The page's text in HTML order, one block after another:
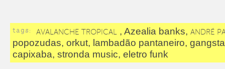
tags: AVALANCHE TROPICAL , Azealia banks, ANDRÉ
popozudas, orkut, lambadão pantaneiro,
capixaba, stronda music, eletro funk